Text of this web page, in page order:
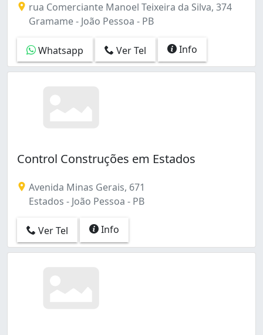
rua Comerciante Manoel Teixeira da Silva, 374
Gramame - João Pessoa - PB
Whatsapp Ver Tel Info
Control Construções em Estados
Avenida Minas Gerais, 671
Estados - João Pessoa - PB
Ver Tel Info